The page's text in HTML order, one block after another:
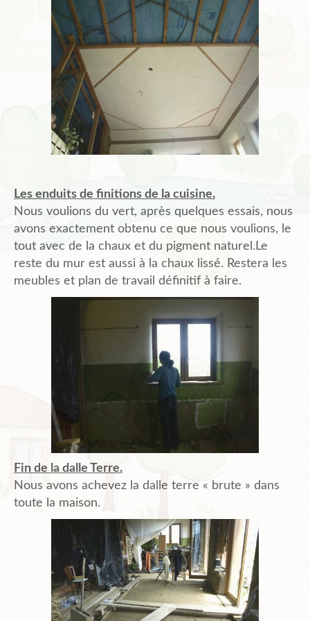
Les enduits de finitions de la cuisine.
Nous voulions du vert, après quelques essais, nous
avons exactement obtenu ce que nous voulions, le
tout avec de la chaux et du pigment naturel.Le
reste du mur est aussi à la chaux lissé. Restera les
meubles et plan de travail définitif à faire.
Fin de la dalle Terre.
Nous avons achevez la dalle terre « brute » dans
toute la maison.